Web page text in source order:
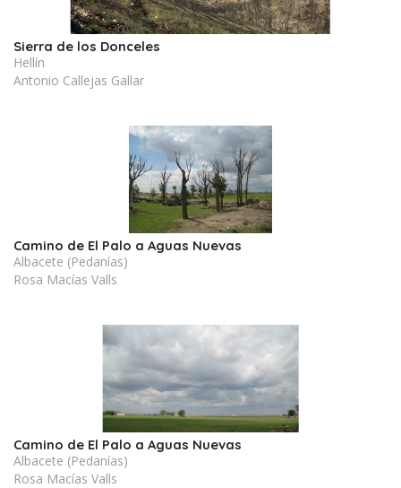
Sierra de los Donceles
Hellín
Antonio Callejas Gallar
Camino de El Palo a Aguas Nuevas
Albacete (Pedanías)
Rosa Macías Valls
Camino de El Palo a Aguas Nuevas
Albacete (Pedanías)
Rosa Macías Valls